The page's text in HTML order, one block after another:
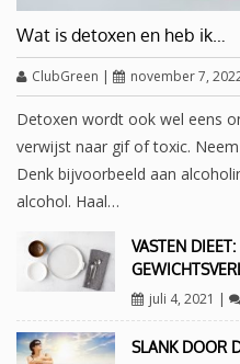
Wat is detoxen en heb ik…
ClubGreen | november 7,
Detoxen wordt ook wel eens
verwijst naar gif of toxic.
Denk bijvoorbeeld aan
alcohol. Haal…
VASTEN
juli 4, 2021 |
SLANK DOOR